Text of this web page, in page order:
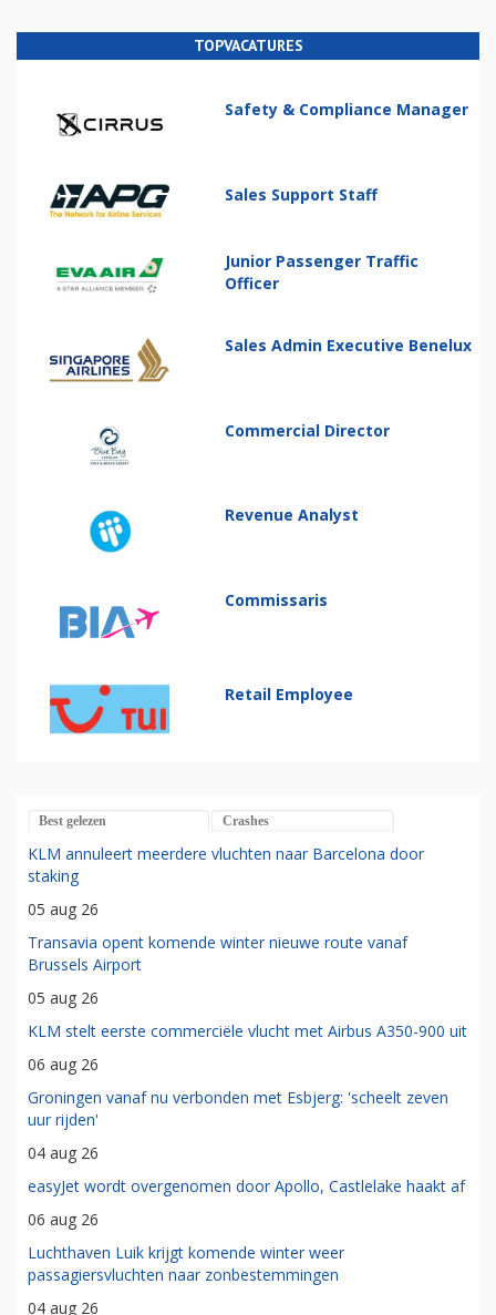
TOPVACATURES
Safety & Compliance Manager
Sales Support Staff
Junior Passenger Traffic
Officer
Sales Admin Executive Benelux
Commercial Director
Revenue Analyst
Commissaris
Retail Employee
Best gelezen Crashes
KLM annuleert meerdere vluchten naar Barcelona door
staking
05 aug 26
Transavia opent komende winter nieuwe route vanaf
Brussels Airport
05 aug 26
KLM stelt eerste commerciële vlucht met Airbus A350-900 uit
06 aug 26
Groningen vanaf nu verbonden met Esbjerg: 'scheelt zeven
uur rijden'
04 aug 26
easyJet wordt overgenomen door Apollo, Castlelake haakt af
06 aug 26
Luchthaven Luik krijgt komende winter weer
passagiersvluchten naar zonbestemmingen
04 aug 26